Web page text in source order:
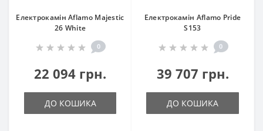
Електрокамін Aflamo Majestic
26 White
0
22 094 грн.
ДО КОШИКА
Електрокамін Aflamo Pride
S153
0
39 707 грн.
ДО КОШИКА